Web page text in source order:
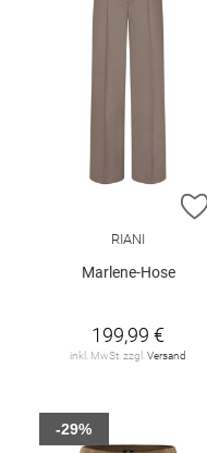
RIANI
Marlene-Hose
199,99 €
inkl. MwSt. zzgl.Versand
-29%